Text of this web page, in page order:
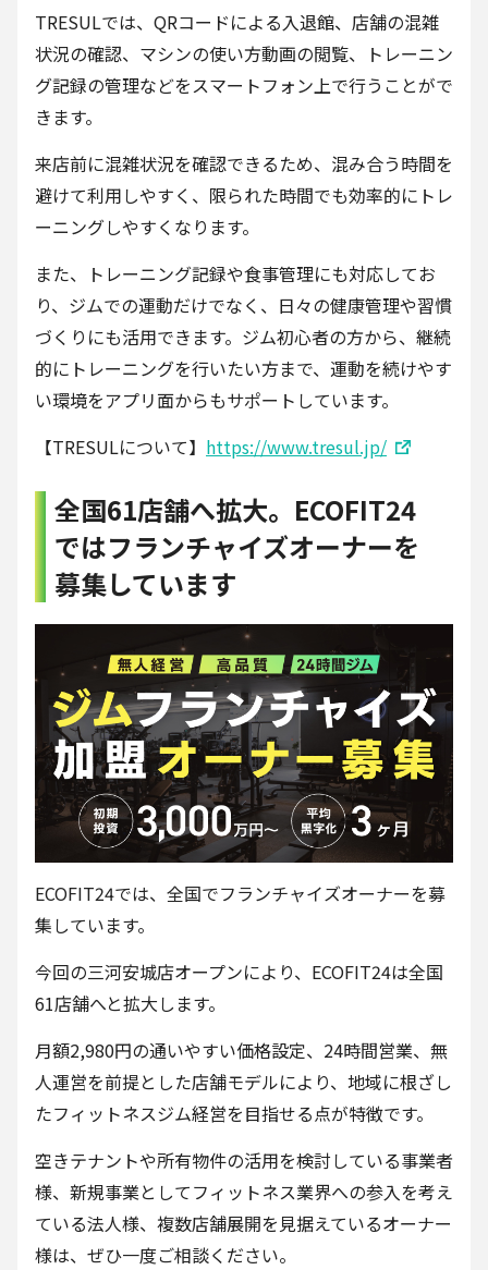
TRESULでは、QRコードによる入退館、店舗の混雑
状況の確認、マシンの使い方動画の閲覧、トレーニン
グ記録の管理などをスマートフォン上で行うことがで
きます。
来店前に混雑状況を確認できるため、混み合う時間を
避けて利用しやすく、限られた時間でも効率的にトレ
ーニングしやすくなります。
また、トレーニング記録や食事管理にも対応してお
り、ジムでの運動だけでなく、日々の健康管理や習慣
づくりにも活用できます。ジム初心者の方から、継続
的にトレーニングを行いたい方まで、運動を続けやす
い環境をアプリ面からもサポートしています。
【TRESULについて】 https://www.tresul.jp/
全国61店舗へ拡大。ECOFIT24
ではフランチャイズオーナーを
募集しています
ECOFIT24では、全国でフランチャイズオーナーを募
集しています。
今回の三河安城店オープンにより、ECOFIT24は全国
61店舗へと拡大します。
月額2,980円の通いやすい価格設定、24時間営業、無
人運営を前提とした店舗モデルにより、地域に根ざし
たフィットネスジム経営を目指せる点が特徴です。
空きテナントや所有物件の活用を検討している事業者
様、新規事業としてフィットネス業界への参入を考え
ている法人様、複数店舗展開を見据えているオーナー
様は、ぜひ一度ご相談ください。